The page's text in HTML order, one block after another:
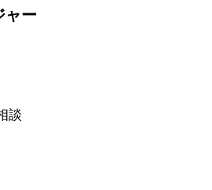
ャー
談